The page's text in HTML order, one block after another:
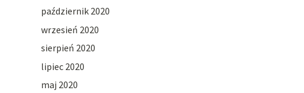
październik 2020
wrzesień 2020
sierpień 2020
lipiec 2020
maj 2020